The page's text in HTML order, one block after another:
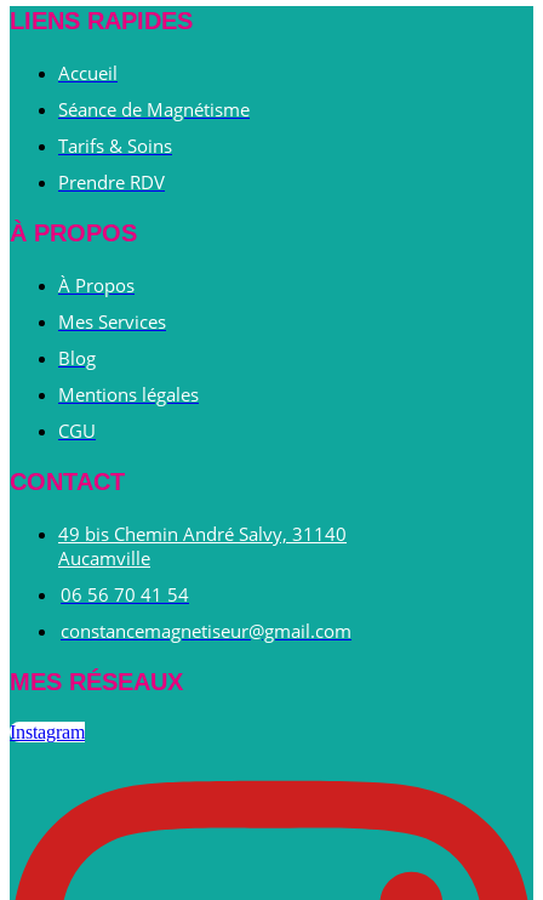
LIENS RAPIDES
Accueil
Séance de Magnétisme
Tarifs & Soins
Prendre RDV
À PROPOS
À Propos
Mes Services
Blog
Mentions légales
CGU
CONTACT
49 bis Chemin André Salvy, 31140
Aucamville
06 56 70 41 54
constancemagnetiseur@gmail.com
MES RÉSEAUX
Instagram